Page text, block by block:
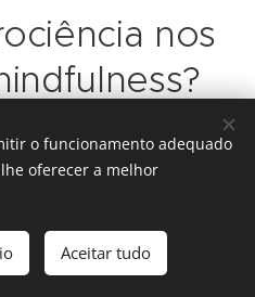
nos
de 50% do tempo em
mente está a divagar e
acontece é porque o nosso
desenvolvido depois dos
notarem níveis
o funcionamento adequado
oferecer a melhor
Aceitar tudo